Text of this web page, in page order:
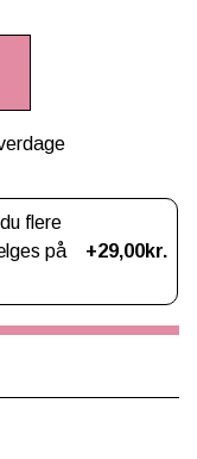
flere
på
+29,00kr.